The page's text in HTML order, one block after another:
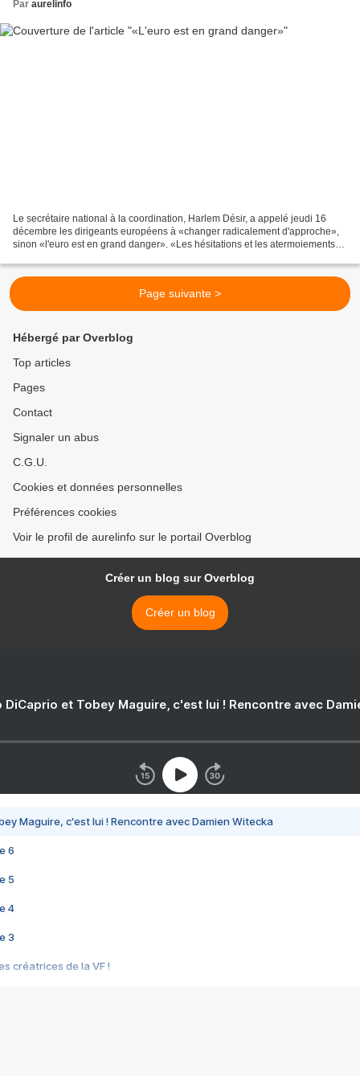
Par aurelinfo
Le secrétaire national à la coordination, Harlem Désir, a appelé jeudi 16
décembre les dirigeants européens à «changer radicalement d'approche»,
sinon «l'euro est en grand danger». «Les hésitations et les atermoiements
Page suivante >
Hébergé par Overblog
Top articles
Pages
Contact
Signaler un abus
C.G.U.
Cookies et données personnelles
Préférences cookies
Voir le profil de aurelinfo sur le portail Overblog
Créer un blog sur Overblog
Créer un blog
DiCaprio et Tobey Maguire, c'est lui ! Rencontre avec
Maguire, c'est lui ! Rencontre avec Damien Witecka
6
5
4
3
créatrices de la VF !